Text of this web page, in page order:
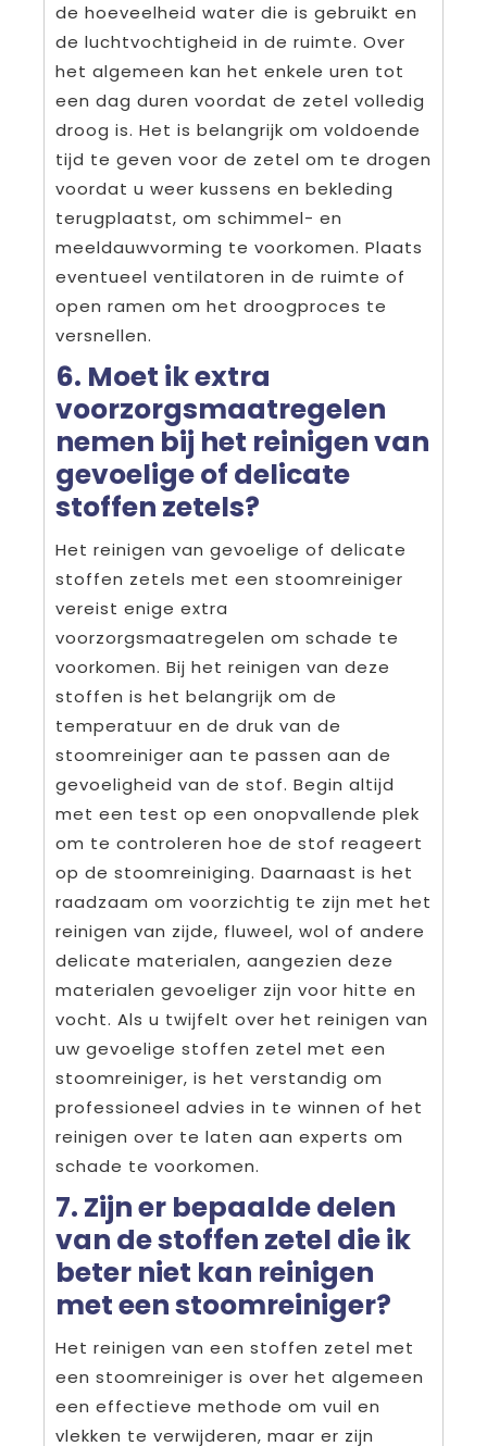
de hoeveelheid water die is gebruikt en
de luchtvochtigheid in de ruimte. Over
het algemeen kan het enkele uren tot
een dag duren voordat de zetel volledig
droog is. Het is belangrijk om voldoende
tijd te geven voor de zetel om te drogen
voordat u weer kussens en bekleding
terugplaatst, om schimmel- en
meeldauwvorming te voorkomen. Plaats
eventueel ventilatoren in de ruimte of
open ramen om het droogproces te
versnellen.
6. Moet ik extra
voorzorgsmaatregelen
nemen bij het reinigen van
gevoelige of delicate
stoffen zetels?
Het reinigen van gevoelige of delicate
stoffen zetels met een stoomreiniger
vereist enige extra
voorzorgsmaatregelen om schade te
voorkomen. Bij het reinigen van deze
stoffen is het belangrijk om de
temperatuur en de druk van de
stoomreiniger aan te passen aan de
gevoeligheid van de stof. Begin altijd
met een test op een onopvallende plek
om te controleren hoe de stof reageert
op de stoomreiniging. Daarnaast is het
raadzaam om voorzichtig te zijn met het
reinigen van zijde, fluweel, wol of andere
delicate materialen, aangezien deze
materialen gevoeliger zijn voor hitte en
vocht. Als u twijfelt over het reinigen van
uw gevoelige stoffen zetel met een
stoomreiniger, is het verstandig om
professioneel advies in te winnen of het
reinigen over te laten aan experts om
schade te voorkomen.
7. Zijn er bepaalde delen
van de stoffen zetel die ik
beter niet kan reinigen
met een stoomreiniger?
Het reinigen van een stoffen zetel met
een stoomreiniger is over het algemeen
een effectieve methode om vuil en
vlekken te verwijderen, maar er zijn